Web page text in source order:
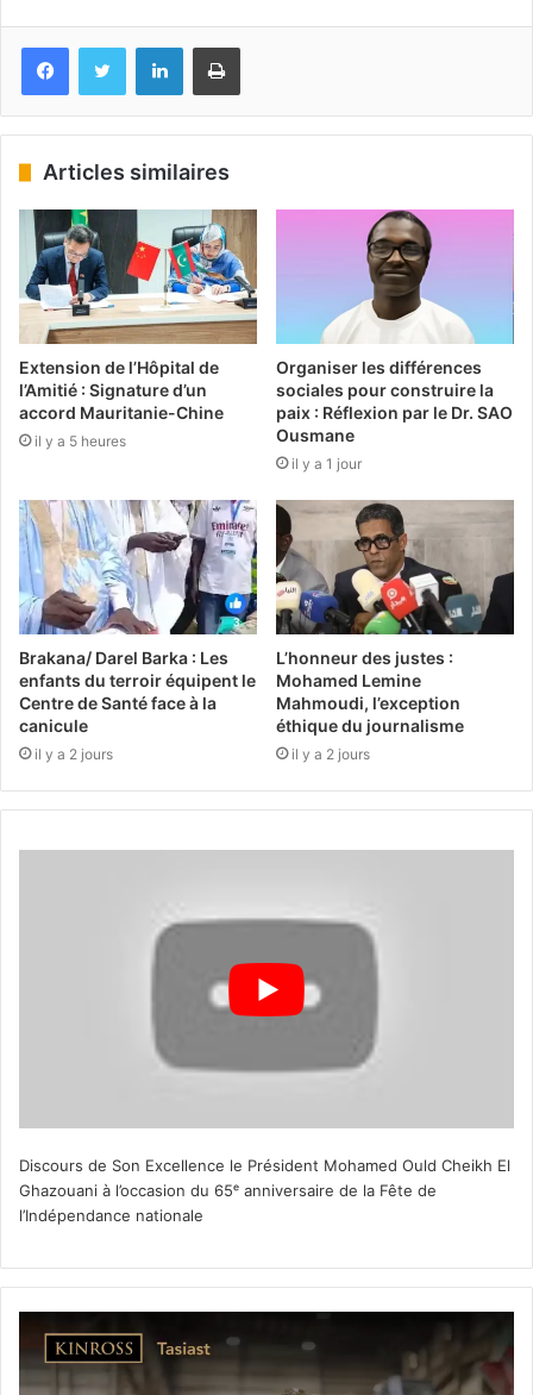
FacebookTwitter LinkedinImprimer
Articles similaires
Extension de l’Hôpital de
l’Amitié : Signature d’un
accord Mauritanie-Chine
il y a 5 heures
Organiser les différences
sociales pour construire la
paix : Réflexion par le Dr. SAO
Ousmane
il y a 1 jour
Brakana/ Darel Barka : Les
enfants du terroir équipent le
Centre de Santé face à la
canicule
il y a 2 jours
L’honneur des justes :
Mohamed Lemine
Mahmoudi, l’exception
éthique du journalisme
il y a 2 jours
Discours de Son Excellence le Président Mohamed Ould Cheikh El
Ghazouani à l’occasion du 65ᵉ anniversaire de la Fête de
l’Indépendance nationale